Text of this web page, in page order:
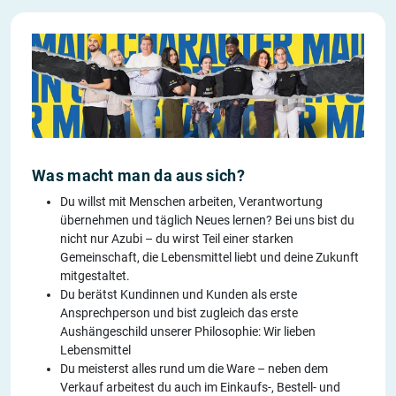
Was macht man da aus sich?
Du willst mit Menschen arbeiten, Verantwortung
übernehmen und täglich Neues lernen? Bei uns bist du
nicht nur Azubi – du wirst Teil einer starken
Gemeinschaft, die Lebensmittel liebt und deine Zukunft
mitgestaltet.
Du berätst Kundinnen und Kunden als erste
Ansprechperson und bist zugleich das erste
Aushängeschild unserer Philosophie: Wir lieben
Lebensmittel
Du meisterst alles rund um die Ware – neben dem
Verkauf arbeitest du auch im Einkaufs-, Bestell- und